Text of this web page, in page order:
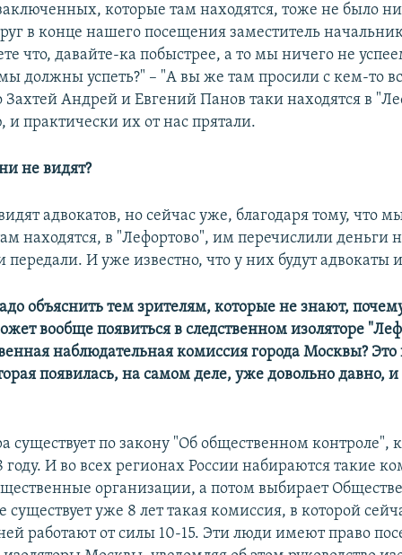
которые там находятся, тоже не было
в конце нашего посещения заместитель
что, давайте-ка побыстрее, а то мы ничего не
должны успеть?" – "А вы же там просили с кем-то
Захтей Андрей и Евгений Панов таки находятся в
и практически их от нас прятали.
не видят?
адвокатов, но сейчас уже, благодаря тому, что
находятся, в "Лефортово", им перечислили деньги
передали. И уже известно, что у них будут адвокаты
объяснить тем зрителям, которые не знают,
вообще появиться в следственном изоляторе
наблюдательная комиссия города Москвы? Это
появилась, на самом деле, уже довольно давно,
существует по закону "Об общественном контроле",
году. И во всех регионах России набираются такие
организации, а потом выбирает
существует уже 8 лет такая комиссия, в которой
работают от силы 10-15. Эти люди имеют право